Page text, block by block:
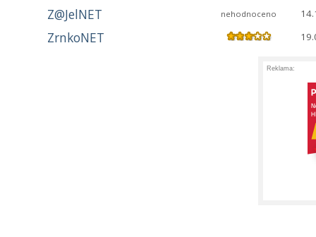
Z@JelNET nehodnoceno
ZrnkoNET
Reklama: